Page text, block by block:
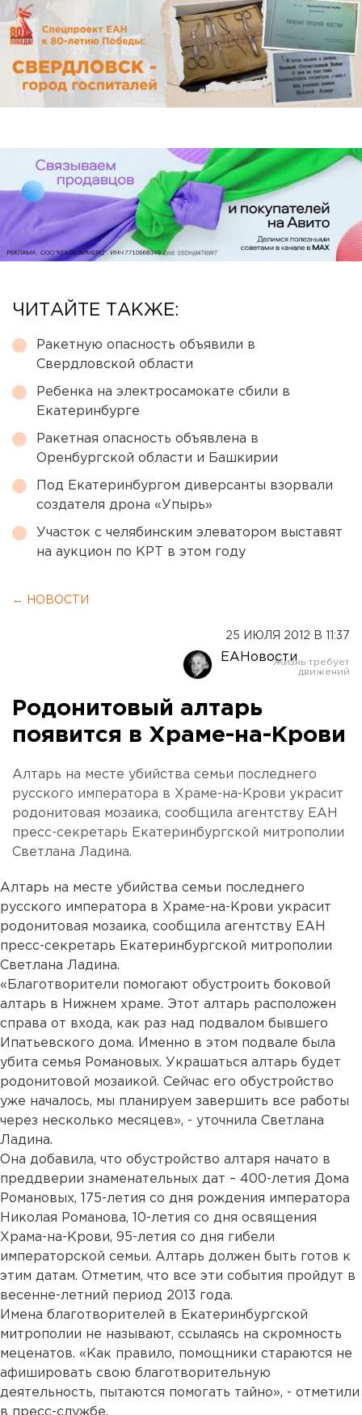
ЧИТАЙТЕ ТАКЖЕ:
Ракетную опасность объявили в
Свердловской области
Ребенка на электросамокате сбили в
Екатеринбурге
Ракетная опасность объявлена в
Оренбургской области и Башкирии
Под Екатеринбургом диверсанты взорвали
создателя дрона «Упырь»
Участок с челябинским элеватором выставят
на аукцион по КРТ в этом году
← НОВОСТИ
25 ИЮЛЯ 2012 В 11:37
ЕАНовости
Родонитовый алтарь
появится в Храме-на-Крови
Алтарь на месте убийства семьи последнего
русского императора в Храме-на-Крови украсит
родонитовая мозаика, сообщила агентству ЕАН
пресс-секретарь Екатеринбургской митрополии
Светлана Ладина.
Алтарь на месте убийства семьи последнего
русского императора в Храме-на-Крови украсит
родонитовая мозаика, сообщила агентству ЕАН
пресс-секретарь Екатеринбургской митрополии
Светлана Ладина.
«Благотворители помогают обустроить боковой
алтарь в Нижнем храме. Этот алтарь расположен
справа от входа, как раз над подвалом бывшего
Ипатьевского дома. Именно в этом подвале была
убита семья Романовых. Украшаться алтарь будет
родонитовой мозаикой. Сейчас его обустройство
уже началось, мы планируем завершить все работы
через несколько месяцев», - уточнила Светлана
Ладина.
Она добавила, что обустройство алтаря начато в
преддверии знаменательных дат – 400-летия Дома
Романовых, 175-летия со дня рождения императора
Николая Романова, 10-летия со дня освящения
Храма-на-Крови, 95-летия со дня гибели
императорской семьи. Алтарь должен быть готов к
этим датам. Отметим, что все эти события пройдут в
весенне-летний период 2013 года.
Имена благотворителей в Екатеринбургской
митрополии не называют, ссылаясь на скромность
меценатов. «Как правило, помощники стараются не
афишировать свою благотворительную
деятельность, пытаются помогать тайно», - отметили
в пресс-службе.